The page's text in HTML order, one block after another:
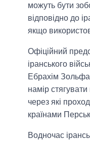
можуть бути
відповідно до
якщо
Офіційний
іранського
Ебрахім
намір
через які
країнами
Водночас